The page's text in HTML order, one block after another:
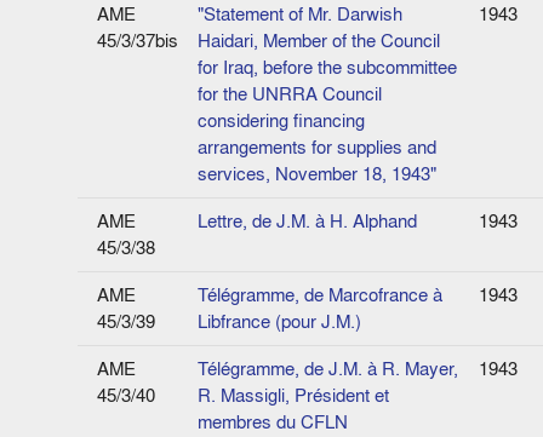
AME
45/3/37bis
"Statement of Mr. Darwish
Haidari, Member of the Council
for Iraq, before the subcommittee
for the UNRRA Council
considering financing
arrangements for supplies and
services, November 18, 1943"
1943
AME
45/3/38
Lettre, de J.M. à H. Alphand 1943
AME
45/3/39
Télégramme, de Marcofrance à
Libfrance (pour J.M.)
1943
AME
45/3/40
Télégramme, de J.M. à R. Mayer,
R. Massigli, Président et
membres du CFLN
1943